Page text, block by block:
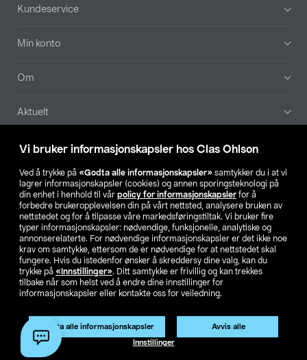
Vi bruker informasjonskapsler hos Clas Ohlson
Ved å trykke på «Godta alle informasjonskapsler» samtykker du i at vi
lagrer informasjonskapsler (cookies) og annen sporingsteknologi på
din enhet i henhold til vår policy for informasjonskapsler for å
forbedre brukeropplevelsen din på vårt nettsted, analysere bruken av
nettstedet og for å tilpasse våre markedsføringstiltak. Vi bruker fire
typer informasjonskapsler: nødvendige, funksjonelle, analytiske og
annonserelaterte. For nødvendige informasjonskapsler er det ikke noe
krav om samtykke, ettersom de er nødvendige for at nettstedet skal
fungere. Hvis du istedenfor ønsker å skreddersy dine valg, kan du
trykke på «Innstillinger». Ditt samtykke er frivillig og kan trekkes
tilbake når som helst ved å endre dine innstillinger for
informasjonskapsler eller kontakte oss for veiledning.
Godta alle informasjonskapsler Avvis alle
Innstillinger
Kundeservice
Min konto
Om
Aktuelt
Våre selskaper
Finn din butikk
SE NO FI
Endre til priser ekskl. moms